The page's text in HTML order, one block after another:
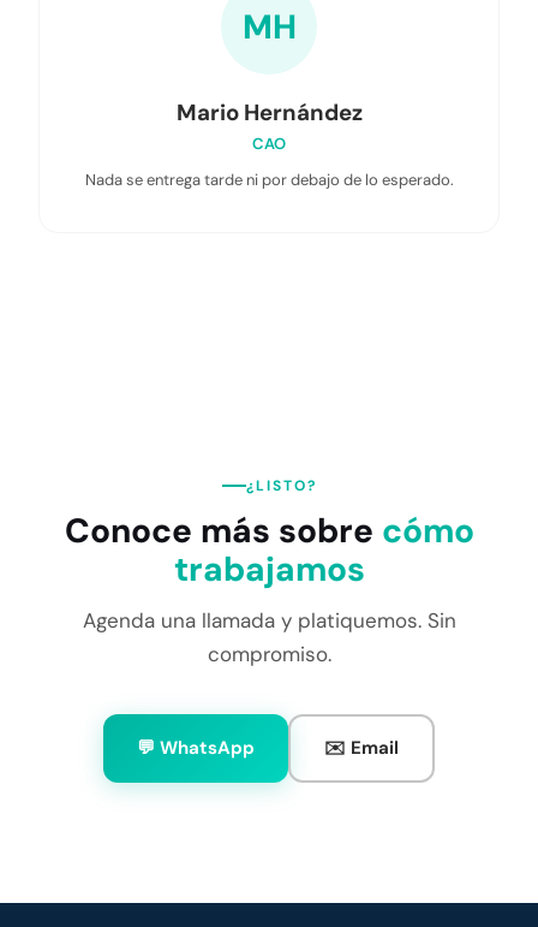
MH
Mario Hernández
CAO
Nada se entrega tarde ni por debajo de lo esperado.
¿LISTO?
Conoce más sobre cómo
trabajamos
Agenda una llamada y platiquemos. Sin
compromiso.
💬 WhatsApp ✉️ Email